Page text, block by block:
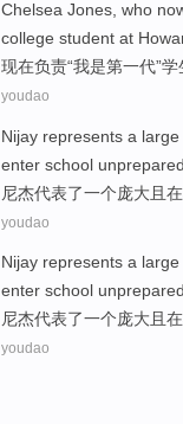
Chelsea Jones , who
college student at
现在负责“我是第一代”学
youdao
Nijay represents a large
enter school unprepared
尼杰代表了一个庞大且
youdao
Nijay represents a large
enter school unprepared
尼杰代表了一个庞大 且
youdao